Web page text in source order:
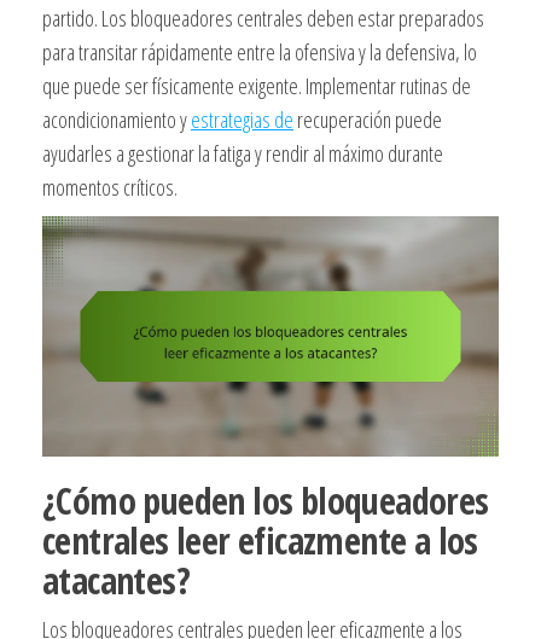
partido. Los bloqueadores centrales deben estar preparados
para transitar rápidamente entre la ofensiva y la defensiva, lo
que puede ser físicamente exigente. Implementar rutinas de
acondicionamiento yestrategias de recuperación puede
ayudarles a gestionar la fatiga y rendir al máximo durante
momentos críticos.
¿Cómo pueden los bloqueadores
centrales leer eficazmente a los
atacantes?
Los bloqueadores centrales pueden leer eficazmente a los